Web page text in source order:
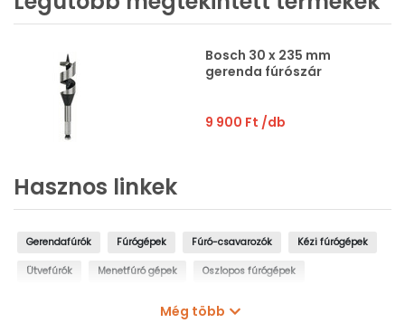
Bosch 30 x 235 mm
gerenda fúrószár
9 900 Ft /db
Hasznos linkek
Gerendafúrók Fúrógépek Fúró-csavarozók Kézi fúrógépek
Ütvefúrók Menetfúró gépek Oszlopos fúrógépek
Még több